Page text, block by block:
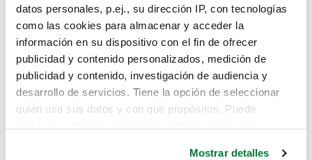
datos personales, p.ej., su dirección IP, con tecnologías
como las cookies para almacenar y acceder la
información en su dispositivo con el fin de ofrecer
publicidad y contenido personalizados, medición de
publicidad y contenido, investigación de audiencia y
desarrollo de servicios. Tiene la opción de seleccionar
quién usa sus datos y con qué propósitos. Puede
Mostrar detalles
Lo sentimos, no sabemos como
te hemos traido hasta aquí.
Pero puedes encontrar el coche que estás
buscando en alguno de estos enlaces: